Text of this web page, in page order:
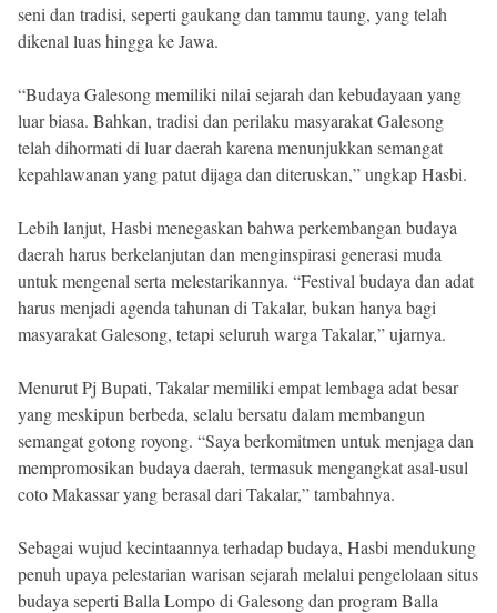
seni dan tradisi, seperti gaukang dan tammu taung, yang telah
dikenal luas hingga ke Jawa.
“Budaya Galesong memiliki nilai sejarah dan kebudayaan yang
luar biasa. Bahkan, tradisi dan perilaku masyarakat Galesong
telah dihormati di luar daerah karena menunjukkan semangat
kepahlawanan yang patut dijaga dan diteruskan,” ungkap Hasbi.
Lebih lanjut, Hasbi menegaskan bahwa perkembangan budaya
daerah harus berkelanjutan dan menginspirasi generasi muda
untuk mengenal serta melestarikannya. “Festival budaya dan adat
harus menjadi agenda tahunan di Takalar, bukan hanya bagi
masyarakat Galesong, tetapi seluruh warga Takalar,” ujarnya.
Menurut Pj Bupati, Takalar memiliki empat lembaga adat besar
yang meskipun berbeda, selalu bersatu dalam membangun
semangat gotong royong. “Saya berkomitmen untuk menjaga dan
mempromosikan budaya daerah, termasuk mengangkat asal-usul
coto Makassar yang berasal dari Takalar,” tambahnya.
Sebagai wujud kecintaannya terhadap budaya, Hasbi mendukung
penuh upaya pelestarian warisan sejarah melalui pengelolaan situs
budaya seperti Balla Lompo di Galesong dan program Balla